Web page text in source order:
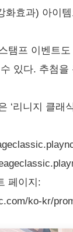
화효과) 아이
탬프 이벤트
있다. 추첨을
‘리니지 클래
페이지:
ko-kr/